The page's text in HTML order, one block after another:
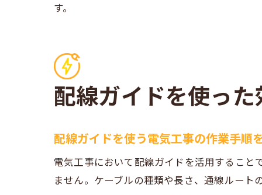
す。
配線ガイドを使っ
配線ガイドを使う電気工事の作業手順
電気工事において配線ガイドを活用するこ
ません。ケーブルの種類や長さ、通線ルート